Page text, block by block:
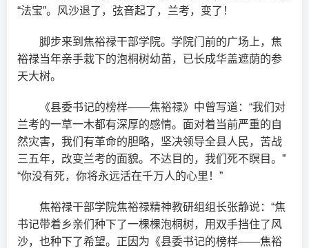
“法宝”。风沙退了，弦音起了，兰考，变了！
脚步来到焦裕禄干部学院。学院门前的广场上，焦
裕禄当年亲手栽下的泡桐树幼苗，已长成华盖遮荫的参
天大树。
《县委书记的榜样——焦裕禄》中曾写道：“我们对
兰考的一草一木都有深厚的感情。面对着当前严重的自
然灾害，我们有革命的胆略，坚决领导全县人民，苦战
三五年，改变兰考的面貌。不达目的，我们死不瞑目。”
“你没有死，你将永远活在千万人的心里！”
焦裕禄干部学院焦裕禄精神教研组组长张静说：“焦
书记带着乡亲们种下了一棵棵泡桐树，用双手挡住了风
沙，也种下了希望。正因为《县委书记的榜样——焦裕